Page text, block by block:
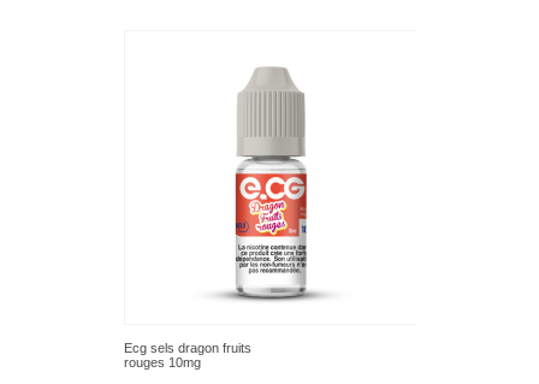
Ecg sels dragon fruits
rouges 10mg